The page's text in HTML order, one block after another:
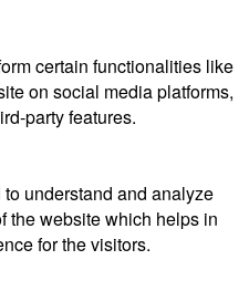
certain functionalities like
on social media platforms,
party features.
understand and analyze
the website which helps in
for the visitors.